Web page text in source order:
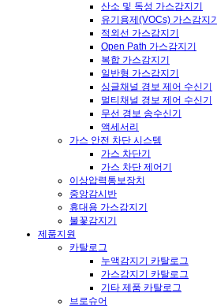
산소 및 독성 가스감지기
유기용제(VOCs) 가스감지기
적외선 가스감지기
Open Path 가스감지기
복합 가스감지기
일반형 가스감지기
싱글채널 경보 제어 수신기
멀티채널 경보 제어 수신기
무선 경보 송수신기
액세서리
가스 안전 차단 시스템
가스 차단기
가스 차단 제어기
이상압력통보장치
중앙감시반
휴대용 가스감지기
불꽃감지기
제품지원
카탈로그
누액감지기 카탈로그
가스감지기 카탈로그
기타 제품 카탈로그
브로슈어